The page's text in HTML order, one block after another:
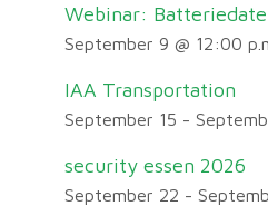
Webinar:
September 9 @ 12:00
IAA Transportation
September 15 -
security essen 2026
September 22 -